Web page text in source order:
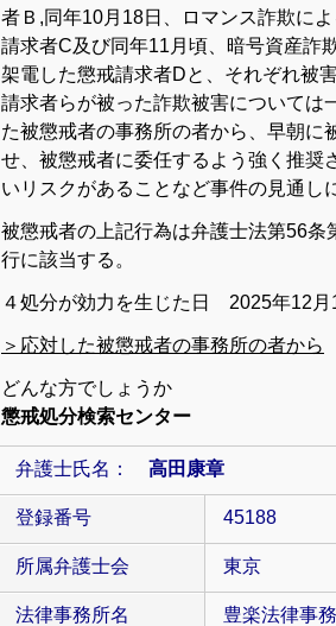
者Ｂ,同年10月18日、ロマンス詐欺に
請求者C及び同年11月頃、暗号資産詐
架電した懲戒請求者Dと、それぞれ被
請求者らが被った詐欺被害については
た被懲戒者の事務所の者から、早朝に
せ、被懲戒者に委任するよう強く推奨
いリスクがあることなど事件の見通し
被懲戒者の上記行為は弁護士法第56
行に該当する。
４処分が効力を生じた日 2025年12
＞応対した被懲戒者の事務所の者から
どんな方でしょうか
懲戒処分検索センター
弁護士氏名： 高田康章
登録番号 45188
所属弁護士会 東京
法律事務所名 豊楽法律事